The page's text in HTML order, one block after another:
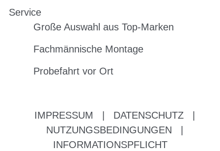
Service
Große Auswahl aus Top-Marken
Fachmännische Montage
Probefahrt vor Ort
IMPRESSUM DATENSCHUTZ
NUTZUNGSBEDINGUNGEN
INFORMATIONSPFLICHT